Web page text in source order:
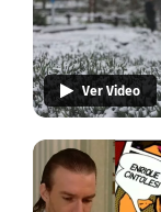
Ver Video